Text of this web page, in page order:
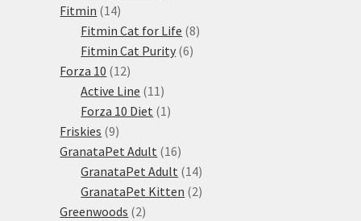
Fitmin 1414
produktů
Fitmin Cat for Life 88
Fitmin Cat Purity 66
Forza 10 1212
produktů
Active Line 11 11
produktů
Forza 10 Diet 1 1
Friskies 99
produktů
GranataPet Adult 1616
produktů
GranataPet Adult 1414
produktů
GranataPet Kitten 22
Greenwoods 22